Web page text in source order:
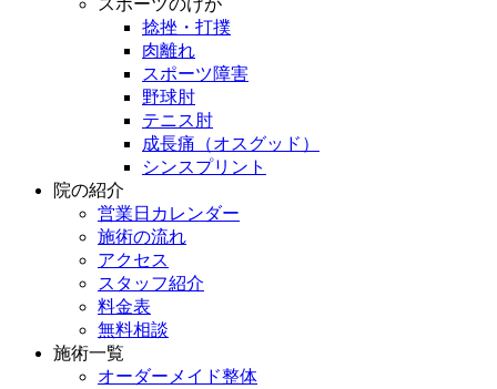
スポーツのけが
捻挫・打撲
肉離れ
スポーツ障害
野球肘
テニス肘
成長痛（オスグッド）
シンスプリント
院の紹介
営業日カレンダー
施術の流れ
アクセス
スタッフ紹介
料金表
無料相談
施術一覧
オーダーメイド整体